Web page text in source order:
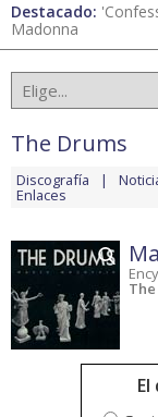
Destacado:
Madonna
The Drums
Discografía
Enlaces